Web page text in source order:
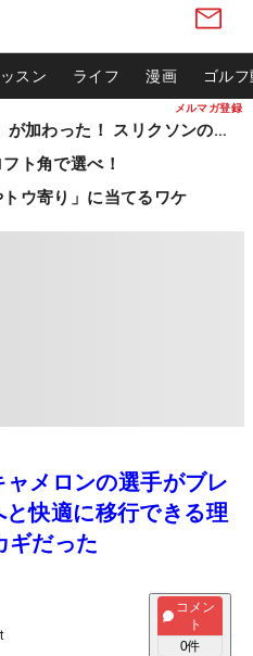
メルマガ登録
スン ライフ 漫画 ゴル
『4』が消え『R』が加わった！ スリクソンの新作
ト角で選べ！
ウ寄り」に当てるワケ
メロンの選手がブレ
快適に移行できる理
ギだった
コメン
ト
0件